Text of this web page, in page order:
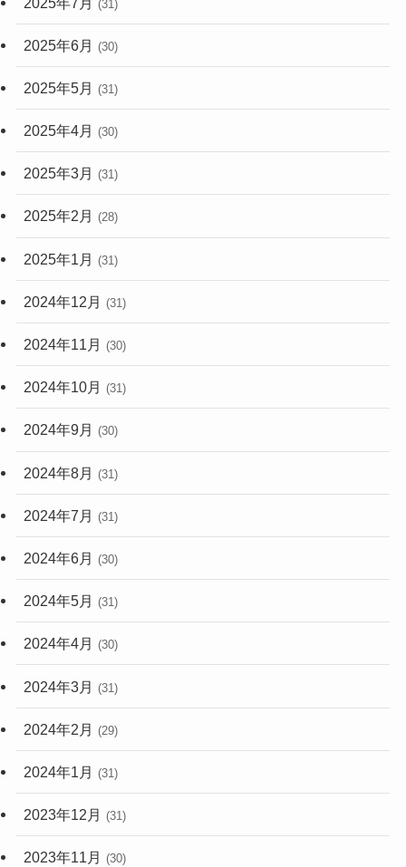
(31)
2025年6月 (30)
2025年5月 (31)
2025年4月 (30)
2025年3月 (31)
2025年2月 (28)
2025年1月 (31)
2024年12月 (31)
2024年11月 (30)
2024年10月 (31)
2024年9月 (30)
2024年8月 (31)
2024年7月 (31)
2024年6月 (30)
2024年5月 (31)
2024年4月 (30)
2024年3月 (31)
2024年2月 (29)
2024年1月 (31)
2023年12月 (31)
2023年11月 (30)